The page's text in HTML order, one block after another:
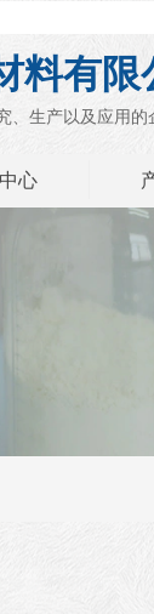
料有限
、生产以及应用的
心